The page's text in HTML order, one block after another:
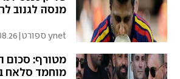
מנסה לגנוב
ynet ספורט |
מטורף: סכום
מוחמד סלאח